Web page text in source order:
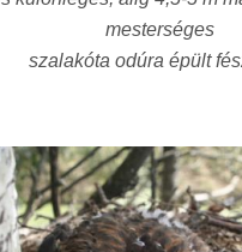
mesterséges
szalakóta odúra épült